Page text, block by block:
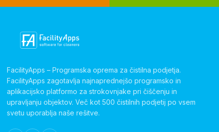
FacilityApps – Programska oprema za čistilna podjetja.
FacilityApps zagotavlja najnaprednejšo programsko in
aplikacijsko platformo za strokovnjake pri čiščenju in
upravljanju objektov. Več kot 500 čistilnih podjetij po vsem
svetu uporablja naše rešitve.